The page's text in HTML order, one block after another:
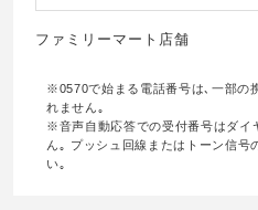
ファミリーマート店舗
※0570で始まる電話番号は､一部の
れません｡
※音声自動応答での受付番号はダイ
ん｡ プッシュ回線またはトーン信号
い｡